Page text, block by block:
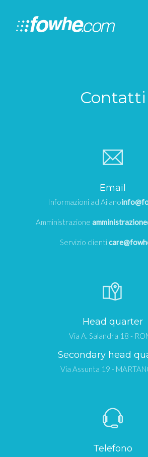
Contatti
Email
Informazioni ad Ailano
Amministrazione
Servizio clienti
Head quarter
Via A. Salandra 18 -
Secondary head
Via Assunta 19 -
Telefono